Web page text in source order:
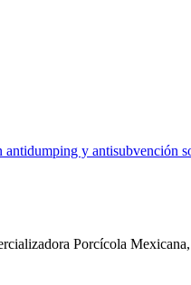
y antisubvención
Porcícola